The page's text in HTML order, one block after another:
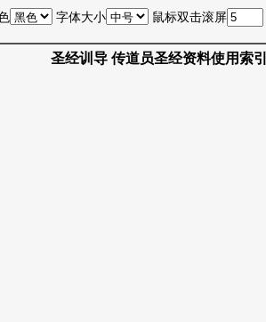
字体大小 鼠标双击滚屏
圣经训导 传道员圣经资料使用索引